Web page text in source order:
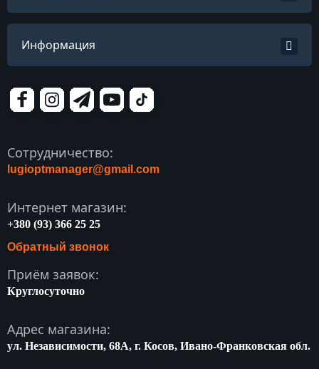
Информация
Сотрудничество:
lugioptmanager@gmail.com
Интернет магазин:
+380 (93) 366 25 25
Обратный звонок
Приём заявок:
Круглосуточно
Адрес магазина:
ул. Независимости, 68A, г. Косов, Ивано-Франковская обл.